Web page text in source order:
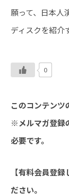
願って、日本人
ディスクを紹介
0
このコンテンツ
※メルマガ登録
必要です。
【有料会員登録
ださい。